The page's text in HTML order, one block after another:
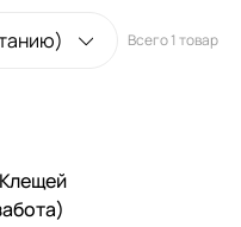
Всего1 товар